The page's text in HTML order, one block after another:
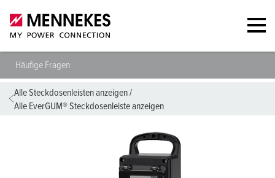
Häufige Fragen
Alle Steckdosenleisten anzeigen/
Alle EverGUM® Steckdosenleiste anzeigen